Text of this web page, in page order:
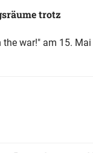
trotz
war!" am 15.